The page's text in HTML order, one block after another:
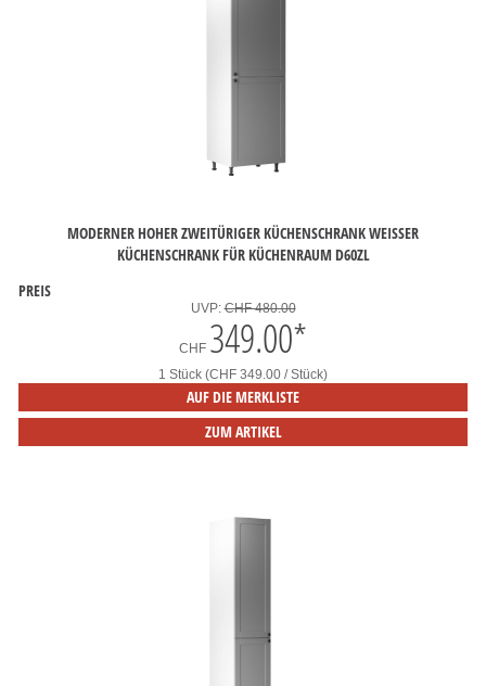
MODERNER HOHER ZWEITÜRIGER KÜCHENSCHRANK WEISSER
KÜCHENSCHRANK FÜR KÜCHENRAUM D60ZL
PREIS
UVP:CHF 480.00
CHF 349.00*
1 Stück (CHF 349.00 / Stück)
AUF DIE MERKLISTE
ZUM ARTIKEL